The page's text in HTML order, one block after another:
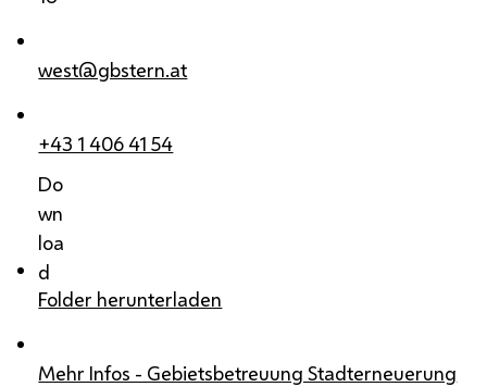
west@gbstern.at
+43 1 406 41 54
Do
wn
loa
d
Folder herunterladen
Mehr Infos - Gebietsbetreuung Stadterneuerung